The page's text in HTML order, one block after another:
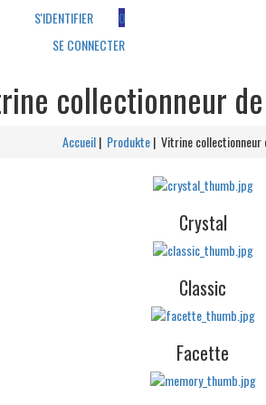
S'IDENTIFIER
0
SE CONNECTER
collectionneur
Accueil| Produkte| Vitrine collectionneur
Crystal
Classic
Facette